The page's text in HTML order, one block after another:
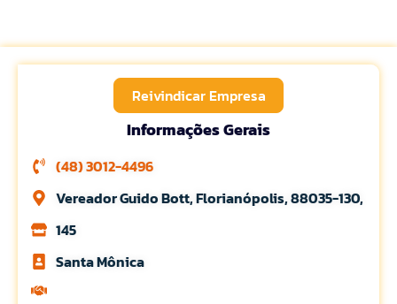
Reivindicar Empresa
Informações Gerais
(48) 3012-4496
Vereador Guido Bott, Florianópolis, 88035-130,
145
Santa Mônica